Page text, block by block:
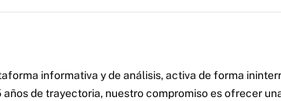
informativa y de análisis, activa de forma
años de trayectoria, nuestro compromiso es ofrecer